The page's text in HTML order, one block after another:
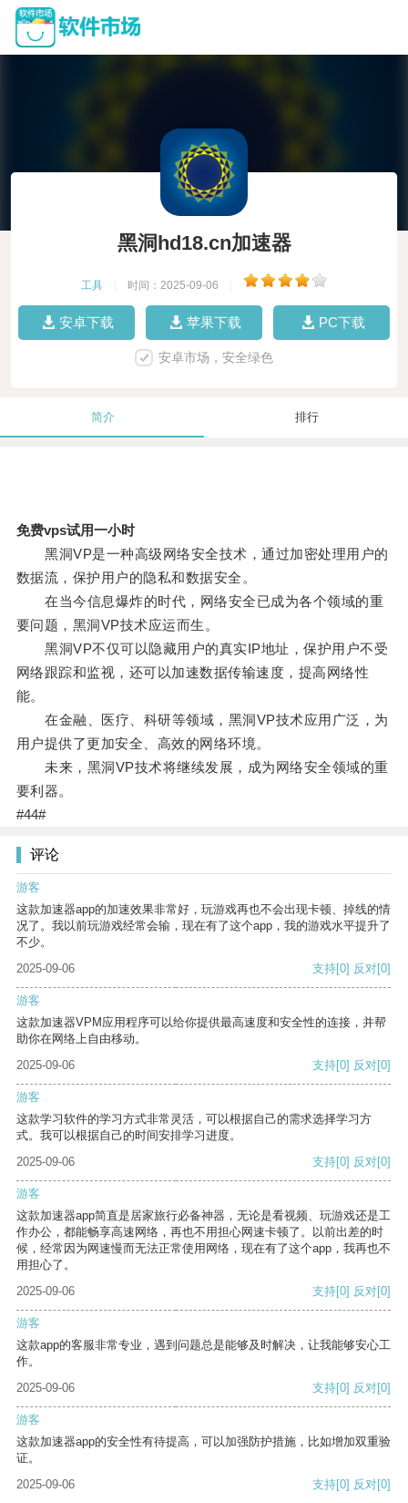
黑洞hd18.cn加速器
工具 时间：2025-09-06
安卓下载 苹果下载 PC下载
安卓市场，安全绿色
简介 排行
免费vps试用一小时
黑洞VP是一种高级网络安全技术，通过加密处理用户的
数据流，保护用户的隐私和数据安全。
在当今信息爆炸的时代，网络安全已成为各个领域的重
要问题，黑洞VP技术应运而生。
黑洞VP不仅可以隐藏用户的真实IP地址，保护用户不受
网络跟踪和监视，还可以加速数据传输速度，提高网络性
能。
在金融、医疗、科研等领域，黑洞VP技术应用广泛，为
用户提供了更加安全、高效的网络环境。
未来，黑洞VP技术将继续发展，成为网络安全领域的重
要利器。
#44#
评论
游客
这款加速器app的加速效果非常好，玩游戏再也不会出现卡顿、掉线的情
况了。我以前玩游戏经常会输，现在有了这个app，我的游戏水平提升了
不少。
2025-09-06
支持[0] 反对[0]
游客
这款加速器VPM应用程序可以给你提供最高速度和安全性的连接，并帮
助你在网络上自由移动。
2025-09-06
支持[0] 反对[0]
游客
这款学习软件的学习方式非常灵活，可以根据自己的需求选择学习方
式。我可以根据自己的时间安排学习进度。
2025-09-06
支持[0] 反对[0]
游客
这款加速器app简直是居家旅行必备神器，无论是看视频、玩游戏还是工
作办公，都能畅享高速网络，再也不用担心网速卡顿了。以前出差的时
候，经常因为网速慢而无法正常使用网络，现在有了这个app，我再也不
用担心了。
2025-09-06
支持[0] 反对[0]
游客
这款app的客服非常专业，遇到问题总是能够及时解决，让我能够安心工
作。
2025-09-06
支持[0] 反对[0]
游客
这款加速器app的安全性有待提高，可以加强防护措施，比如增加双重验
证。
2025-09-06
支持[0] 反对[0]